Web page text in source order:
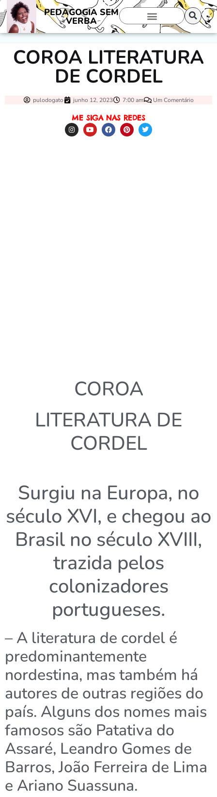
PEDAGOGIA SEM
VERBA
COROA LITERATURA
DE CORDEL
pulodogato junho 12, 2023 7:00 am Um Comentário
ME SIGA NAS REDES
COROA
LITERATURA DE
CORDEL
Surgiu na Europa, no
século XVI, e chegou ao
Brasil no século XVIII,
trazida pelos
colonizadores
portugueses.
– A literatura de cordel é
predominantemente
nordestina, mas também há
autores de outras regiões do
país. Alguns dos nomes mais
famosos são Patativa do
Assaré, Leandro Gomes de
Barros, João Ferreira de Lima
e Ariano Suassuna.